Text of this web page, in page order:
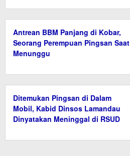
Antrean BBM Panjang di Kobar,
Seorang Perempuan Pingsan Saat
Menunggu
Ditemukan Pingsan di Dalam
Mobil, Kabid Dinsos Lamandau
Dinyatakan Meninggal di RSUD